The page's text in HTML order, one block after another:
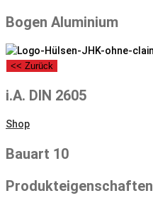
Bogen Aluminium
<< Zurück
i.A. DIN 2605
Shop
Bauart 10
Produkteigenschaften